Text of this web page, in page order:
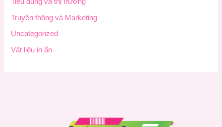
Truyền thông và Marketing
Uncategorized
Vật liệu in ấn